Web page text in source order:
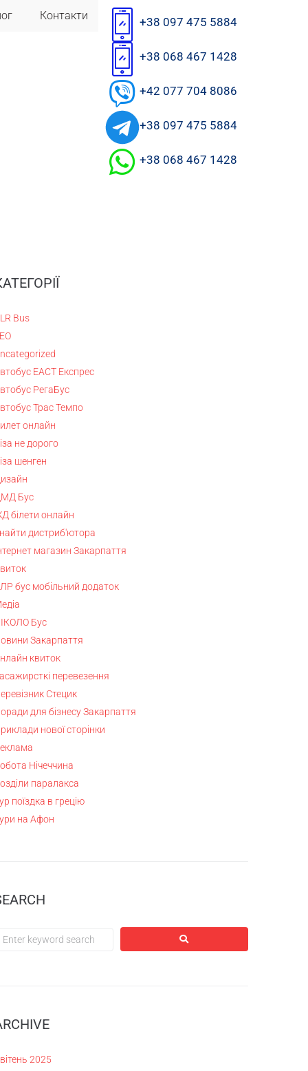
Контакти +38 097 475 5884
+38 068 467 1428
+42 077 704 8086
+38 097 475 5884
+38 068 467 1428
Bus
ЕАСТ Експрес
РегаБус
Трас Темпо
онлайн
не дорого
шенген
Бус
білети онлайн
дистриб'ютора
магазин Закарпаття
бус мобільний додаток
Бус
Закарпаття
квиток
перевезення
Стецик
для бізнесу Закарпаття
нової сторінки
Нічеччина
паралакса
поїздка в грецію
на Афон
2025